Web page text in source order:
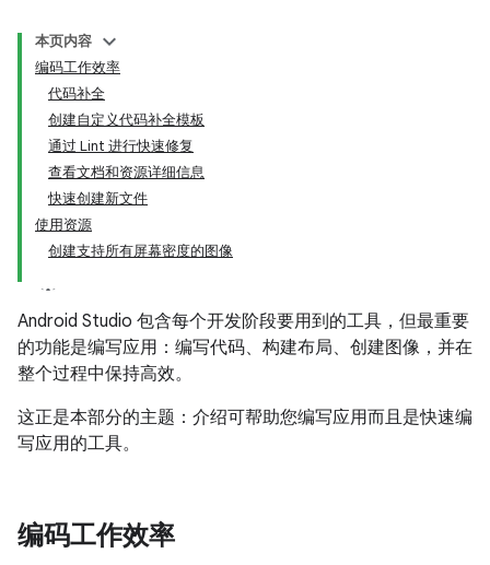
本页内容
编码工作效率
代码补全
创建自定义代码补全模板
通过 Lint 进行快速修复
查看文档和资源详细信息
快速创建新文件
使用资源
创建支持所有屏幕密度的图像
Android Studio 包含每个开发阶段要用到的工具，但最重要
的功能是编写应用：编写代码、构建布局、创建图像，并在
整个过程中保持高效。
这正是本部分的主题：介绍可帮助您编写应用而且是快速编
写应用的工具。
编码工作效率